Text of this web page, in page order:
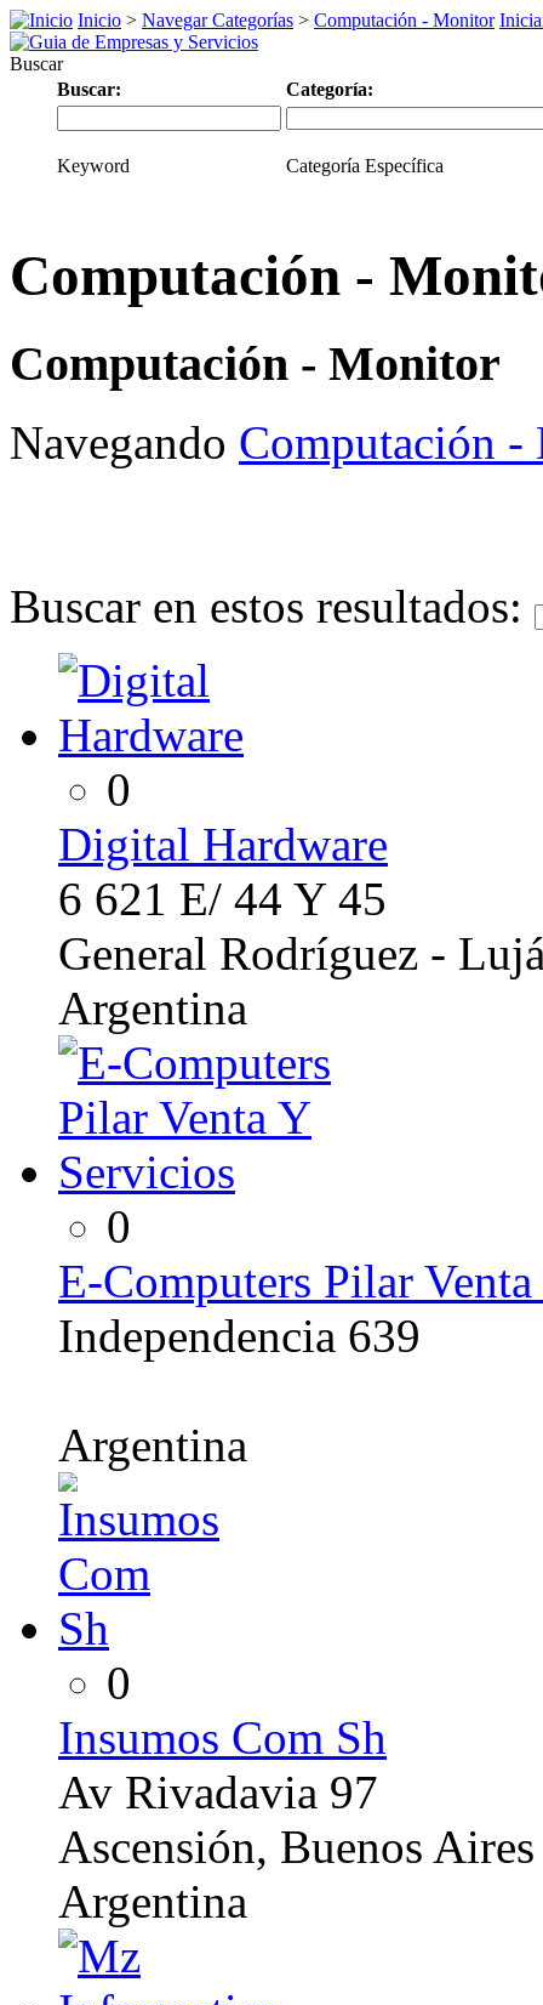
Inicio > Navegar Categorías > Computación - Monitor
Buscar
Buscar:
Categoría:
Keyword Categoría Específica
Computación -
Computación - Monitor
Navegando Computación
Buscar en estos resultados:
0
Digital Hardware
6 621 E/ 44 Y 45
General Rodríguez -
Argentina
0
E-Computers Pilar
Independencia 639
Argentina
0
Insumos Com Sh
Av Rivadavia 97
Ascensión, Buenos Aires
Argentina